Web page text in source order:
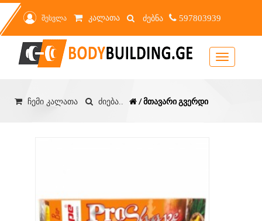
შესვლა კალათა 597803939
Toggle
navigation
ჩემი კალათა ძიება.. / მთავარი გვერდი